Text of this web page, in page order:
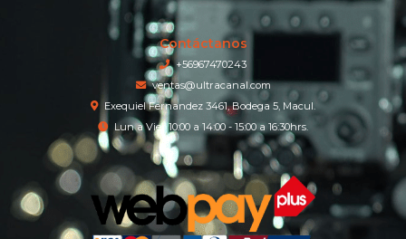
Contáctanos
+56967470243
ventas@ultracanal.com
Exequiel Fernandez 3461, Bodega 5, Macul.
Lun a Vier 10:00 a 14:00 - 15:00 a 16:30hrs.